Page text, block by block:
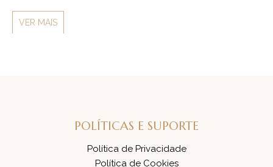
VER MAIS
POLÍTICAS E SUPORTE
Política de Privacidade
Política de Cookies